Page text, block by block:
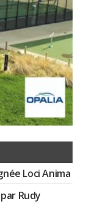
Loci Anima
Rudy